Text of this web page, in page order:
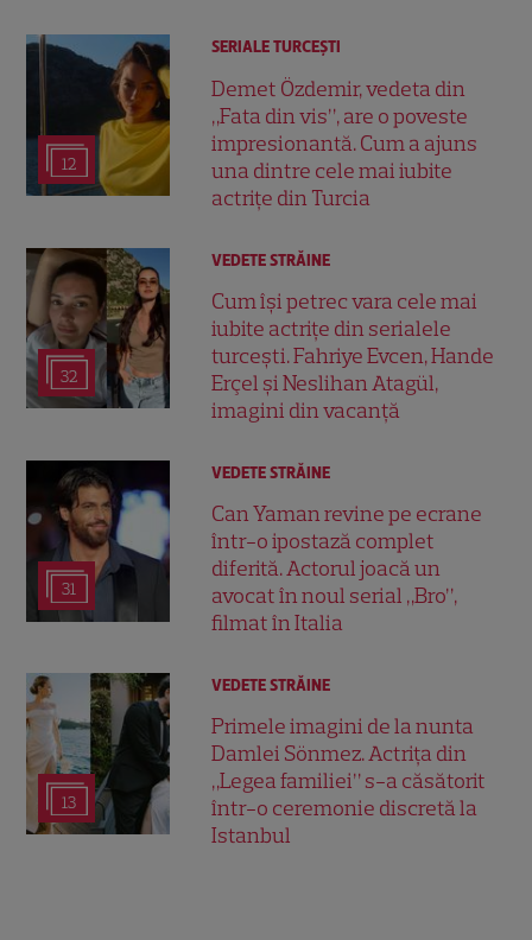
12
SERIALE TURCEŞTI
Demet Özdemir, vedeta din
„Fata din vis”, are o poveste
impresionantă. Cum a ajuns
una dintre cele mai iubite
actrițe din Turcia
32
VEDETE STRĂINE
Cum își petrec vara cele mai
iubite actrițe din serialele
turcești. Fahriye Evcen, Hande
Erçel și Neslihan Atagül,
imagini din vacanță
31
VEDETE STRĂINE
Can Yaman revine pe ecrane
într-o ipostază complet
diferită. Actorul joacă un
avocat în noul serial „Bro”,
filmat în Italia
13
VEDETE STRĂINE
Primele imagini de la nunta
Damlei Sönmez. Actrița din
„Legea familiei” s-a căsătorit
într-o ceremonie discretă la
Istanbul